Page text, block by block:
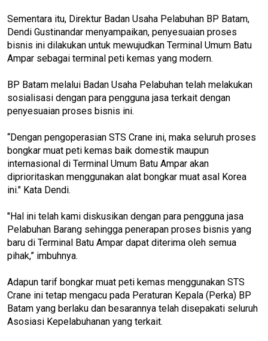
Sementara itu, Direktur Badan Usaha Pelabuhan BP Batam,
Dendi Gustinandar menyampaikan, penyesuaian proses
bisnis ini dilakukan untuk mewujudkan Terminal Umum Batu
Ampar sebagai terminal peti kemas yang modern.
BP Batam melalui Badan Usaha Pelabuhan telah melakukan
sosialisasi dengan para pengguna jasa terkait dengan
penyesuaian proses bisnis ini.
“Dengan pengoperasian STS Crane ini, maka seluruh proses
bongkar muat peti kemas baik domestik maupun
internasional di Terminal Umum Batu Ampar akan
diprioritaskan menggunakan alat bongkar muat asal Korea
ini." Kata Dendi.
"Hal ini telah kami diskusikan dengan para pengguna jasa
Pelabuhan Barang sehingga penerapan proses bisnis yang
baru di Terminal Batu Ampar dapat diterima oleh semua
pihak,” imbuhnya.
Adapun tarif bongkar muat peti kemas menggunakan STS
Crane ini tetap mengacu pada Peraturan Kepala (Perka) BP
Batam yang berlaku dan besarannya telah disepakati seluruh
Asosiasi Kepelabuhanan yang terkait.